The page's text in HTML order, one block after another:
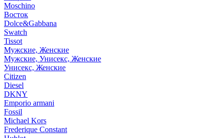
Moschino
Восток
Dolce&Gabbana
Swatch
Tissot
Мужские, Женские
Мужские, Унисекс, Женские
Унисекс, Женские
Citizen
Diesel
DKNY
Emporio armani
Fossil
Michael Kors
Frederique Constant